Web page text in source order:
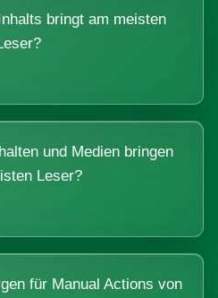
bringt am meisten
und Medien bringen
Leser?
für Manual Actions von